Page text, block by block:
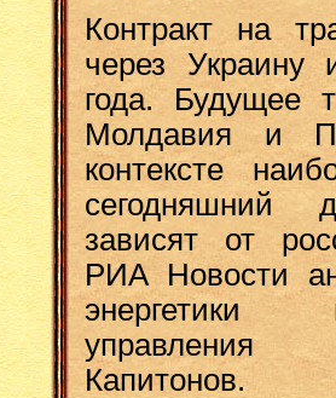
Контракт на
через Украину
года. Будущее
Молдавия и
контексте
сегодняшний
зависят от
РИА Новости
энергетики
управления
Капитонов.